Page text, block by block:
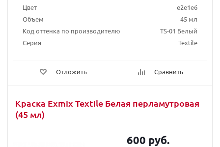
Цвет
e2e1e6
Объем
45 мл
Код оттенка по производителю
TS-01 Белый
Серия
Textile
Отложить Сравнить
Краска Exmix Textile Белая перламутровая
(45 мл)
600 руб.